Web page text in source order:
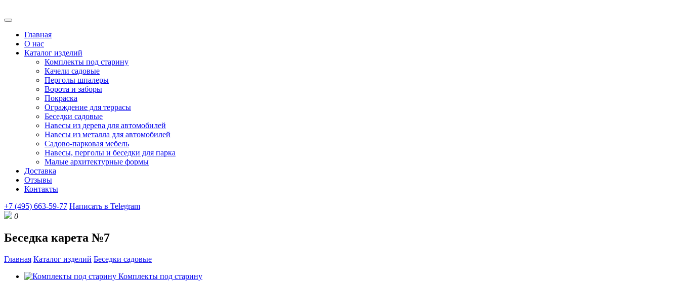
Главная
О нас
Каталог изделий
Комплекты под старину
Качели садовые
Перголы шпалеры
Ворота и заборы
Покраска
Ограждение для террасы
Беседки садовые
Навесы из дерева для автомобилей
Навесы из металла для автомобилей
Садово-парковая мебель
Навесы, перголы и беседки для парка
Малые архитектурные формы
Доставка
Отзывы
Контакты
+7 (495) 663-59-77 Написать в Telegram
0
Беседка карета №7
Главная Каталог изделий Беседки садовые
Комплекты под старину